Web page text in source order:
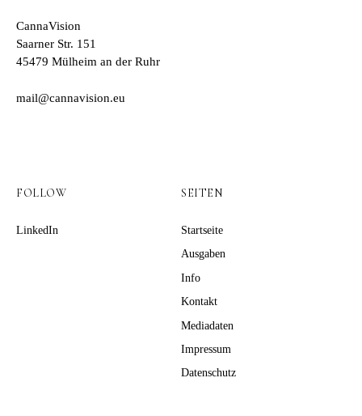
CannaVision
Saarner Str. 151
45479 Mülheim an der Ruhr
mail@cannavision.eu
FOLLOW
LinkedIn
SEITEN
Startseite
Ausgaben
Info
Kontakt
Mediadaten
Impressum
Datenschutz